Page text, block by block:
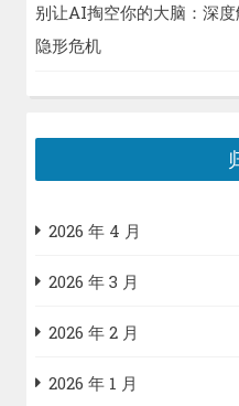
别让AI掏空你的大脑：深度
隐形危机
2026 年 4 月
2026 年 3 月
2026 年 2 月
2026 年 1 月